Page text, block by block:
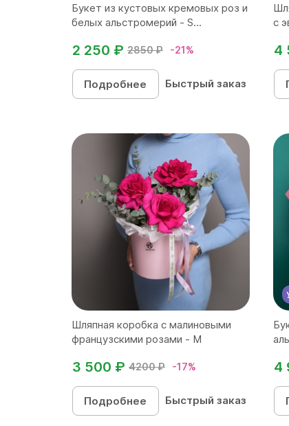
Букет из кустовых кремовых роз и
белых альстромерий - S...
2850 ₽ -21%
2 250 ₽
Подробнее Быстрый заказ
с
4
Шляпная коробка с малиновыми
французскими розами - M
4200 ₽ -17%
3 500 ₽
Подробнее Быстрый заказ
4